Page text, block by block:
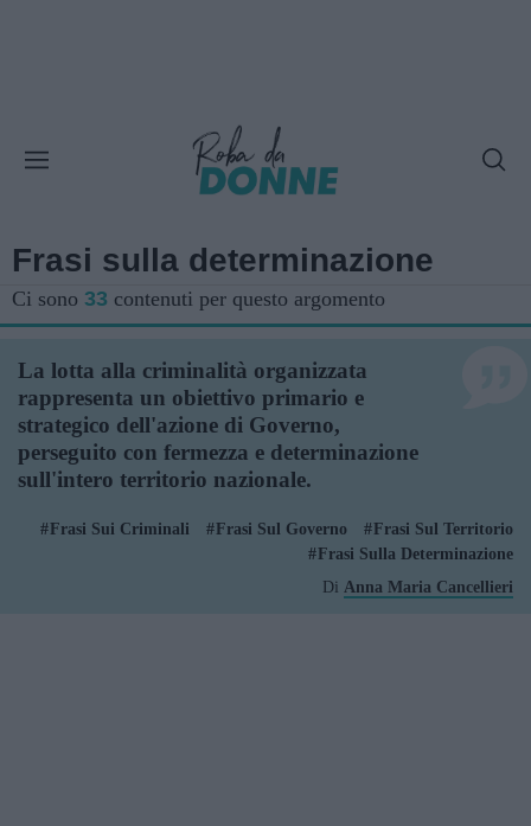
Frasi sulla determinazione
Ci sono 33 contenuti per questo argomento
La lotta alla criminalità organizzata
rappresenta un obiettivo primario e
strategico dell'azione di Governo,
perseguito con fermezza e determinazione
sull'intero territorio nazionale.
Frasi Sui Criminali Frasi Sul Governo
Frasi Sul Territorio
Frasi Sulla Determinazione
Di Anna Maria Cancellieri